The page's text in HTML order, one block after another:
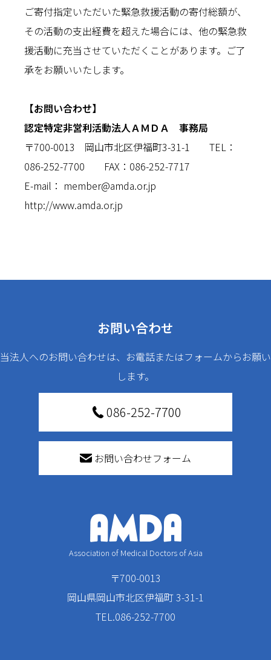
ご寄付指定いただいた緊急救援活動の寄付総額が、
その活動の支出経費を超えた場合には、他の緊急救
援活動に充当させていただくことがあります。ご了
承をお願いいたします。
【お問い合わせ】
認定特定非営利活動法人ＡＭＤＡ 事務局
〒700-0013 岡山市北区伊福町3-31-1 TEL：
086-252-7700 FAX：086-252-7717
E-mail： member@amda.or.jp
http://www.amda.or.jp
お問い合わせ
当法人へのお問い合わせは、お電話またはフォームからお願い
します。
086-252-7700
お問い合わせフォーム
Association of Medical Doctors of Asia
〒700-0013
岡山県岡山市北区伊福町 3-31-1
TEL.086-252-7700